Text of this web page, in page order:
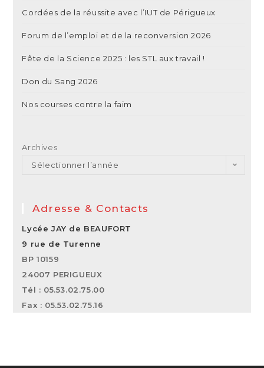
Cordées de la réussite avec l’IUT de Périgueux
Forum de l’emploi et de la reconversion 2026
Fête de la Science 2025 : les STL aux travail !
Don du Sang 2026
Nos courses contre la faim
Archives
Sélectionner l’année
Adresse & Contacts
Lycée JAY de BEAUFORT
9 rue de Turenne
BP 10159
24007 PERIGUEUX
Tél : 05.53.02.75.00
Fax : 05.53.02.75.16